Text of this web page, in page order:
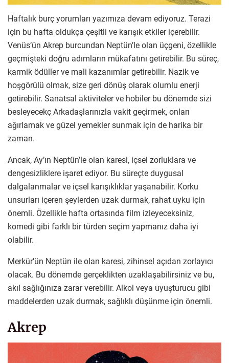
Haftalık burç yorumları yazımıza devam ediyoruz. Terazi
için bu hafta oldukça çeşitli ve karışık etkiler içerebilir.
Venüs’ün Akrep burcundan Neptün’le olan üçgeni, özellikle
geçmişteki doğru adımların mükafatını getirebilir. Bu süreç,
karmik ödüller ve mali kazanımlar getirebilir. Nazik ve
hoşgörülü olmak, size geri dönüş olarak olumlu enerji
getirebilir. Sanatsal aktiviteler ve hobiler bu dönemde sizi
besleyecekç Arkadaşlarınızla vakit geçirmek, onları
ağırlamak ve güzel yemekler sunmak için de harika bir
zaman.
Ancak, Ay’ın Neptün’le olan karesi, içsel zorluklara ve
dengesizliklere işaret ediyor. Bu süreçte duygusal
dalgalanmalar ve içsel karışıklıklar yaşanabilir. Korku
unsurları içeren şeylerden uzak durmak, rahat uyku için
önemli. Özellikle hafta ortasında film izleyeceksiniz,
komedi gibi farklı bir türden seçim yapmanız daha iyi
olabilir.
Merkür’ün Neptün ile olan karesi, zihinsel açıdan zorlayıcı
olacak. Bu dönemde gerçeklikten uzaklaşabilirsiniz ve bu,
akıl sağlığınıza zarar verebilir. Alkol veya uyuşturucu gibi
maddelerden uzak durmak, sağlıklı düşünme için önemli.
Akrep